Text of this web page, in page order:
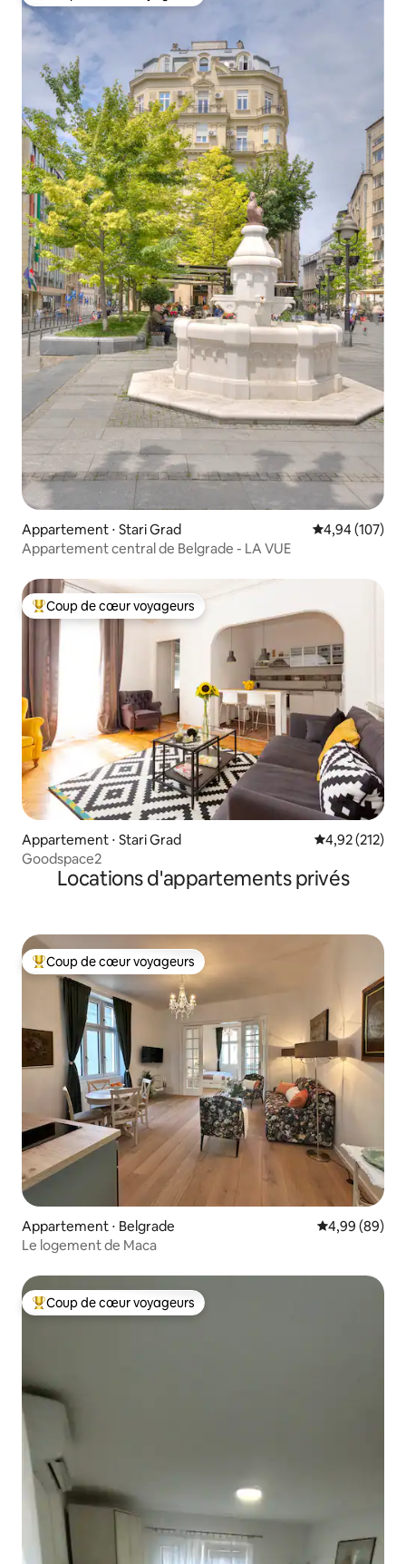
Appartement ⋅ Stari Grad Évaluation
4,94 (107)
Appartement central de Belgrade - LA VUE
Coups de cœur voyageurs les plus appréciés
Coup de cœur voyageurs
Appartement ⋅ Stari Grad Évaluation
4,92 (212)
Goodspace2
Locations d'appartements privés
Coups de cœur voyageurs les plus appréciés
Coup de cœur voyageurs
Appartement ⋅ Belgrade Évaluation
4,99 (89)
Le logement de Maca
Coups de cœur voyageurs les plus appréciés
Coup de cœur voyageurs